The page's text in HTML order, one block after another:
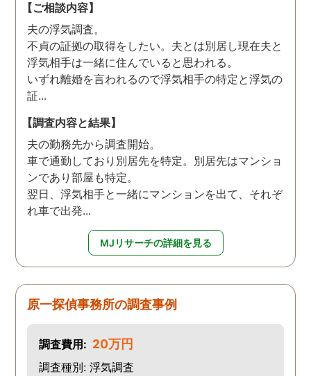
【ご相談内容】
夫の浮気調査。
不貞の証拠の取得をしたい。夫とは別居し現在夫と
浮気相手は一緒に住んでいると思われる。
いずれ離婚を言われるので浮気相手の特定と浮気の
証...
【調査内容と結果】
夫の勤務先から調査開始。
車で通勤しており別居先を特定。別居先はマンショ
ンであり部屋も特定。
翌日、浮気相手と一緒にマンションを出て、それぞ
れ車で出発...
MJリサーチの詳細を見る
原一探偵事務所の調査事例
調査費用: 20万円
調査種別: 浮気調査